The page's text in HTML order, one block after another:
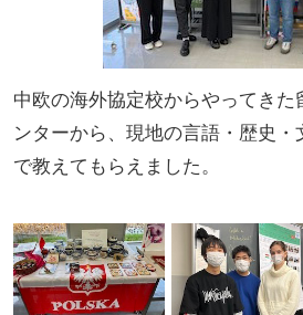
中欧の海外協定校からやってきた
ンターから、現地の言語・歴史・
で教えてもらえました。